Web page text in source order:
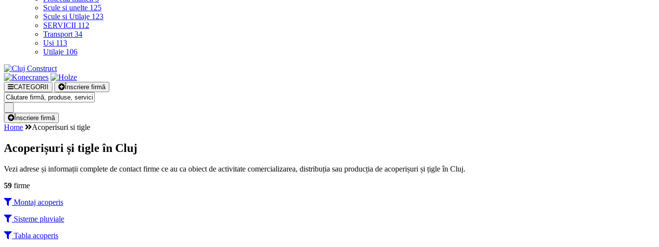
Scule si unelte 125
Scule si Utilaje 123
SERVICII 112
Transport 34
Usi 113
Utilaje 106
CATEGORII Înscriere firmă
Înscriere firmă
Home Acoperisuri si tigle
Acoperișuri și tigle în Cluj
Vezi adrese și informații complete de contact firme ce au ca obiect de activitate comercializarea, distribuția sau producția de acoperișuri și țigle în Cluj.
59 firme
Montaj acoperis
Sisteme pluviale
Tabla acoperis